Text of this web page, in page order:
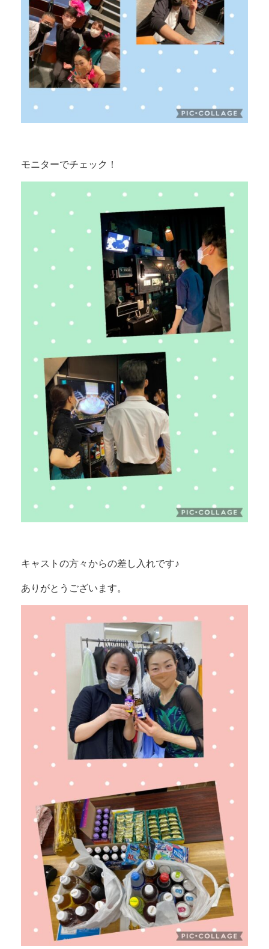
モニターでチェック！
キャストの方々からの差し入れです♪
ありがとうございます。